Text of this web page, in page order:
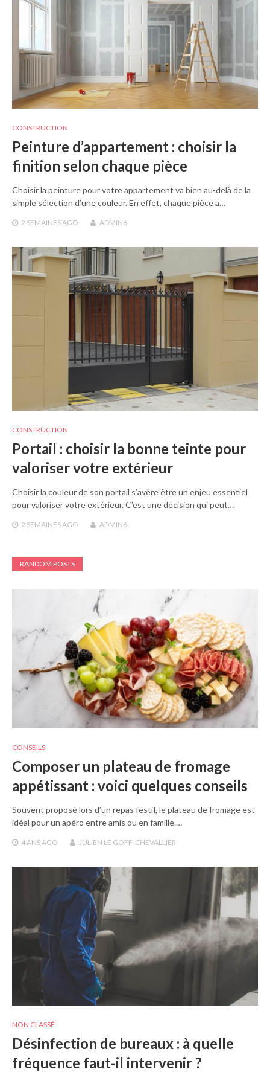
CONSTRUCTION
Peinture d’appartement : choisir la
finition selon chaque pièce
Choisir la peinture pour votre appartement va bien au-delà de la
simple sélection d’une couleur. En effet, chaque pièce a…
2 SEMAINESAGO ADMIN6
CONSTRUCTION
Portail : choisir la bonne teinte pour
valoriser votre extérieur
Choisir la couleur de son portail s’avère être un enjeu essentiel
pour valoriser votre extérieur. C’est une décision qui peut…
2 SEMAINES AGO ADMIN6
RANDOM POSTS
CONSEILS
Composer un plateau de fromage
appétissant : voici quelques conseils
Souvent proposé lors d’un repas festif, le plateau de fromage est
idéal pour un apéro entre amis ou en famille.…
4 ANS AGO JULIEN LE GOFF-CHEVALLIER
NON CLASSÉ
Désinfection de bureaux : à quelle
fréquence faut-il intervenir ?